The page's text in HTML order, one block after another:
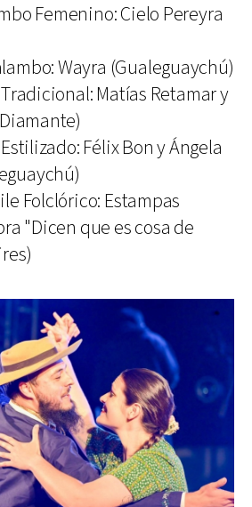
Femenino: Cielo Pereyra
Wayra (Gualeguaychú)
Matías Retamar y
Félix Bon y Ángela
Folclórico: Estampas
"Dicen que es cosa de